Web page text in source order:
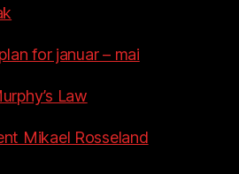
for januar – mai
Law
Mikael Rosseland